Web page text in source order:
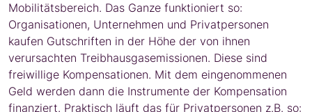
Mobilitätsbereich. Das Ganze funktioniert so:
Organisationen, Unternehmen und Privatpersonen
kaufen Gutschriften in der Höhe der von ihnen
verursachten Treibhausgasemissionen. Diese sind
freiwillige Kompensationen. Mit dem eingenommenen
Geld werden dann die Instrumente der Kompensation
finanziert. Praktisch läuft das für Privatpersonen z.B. so: